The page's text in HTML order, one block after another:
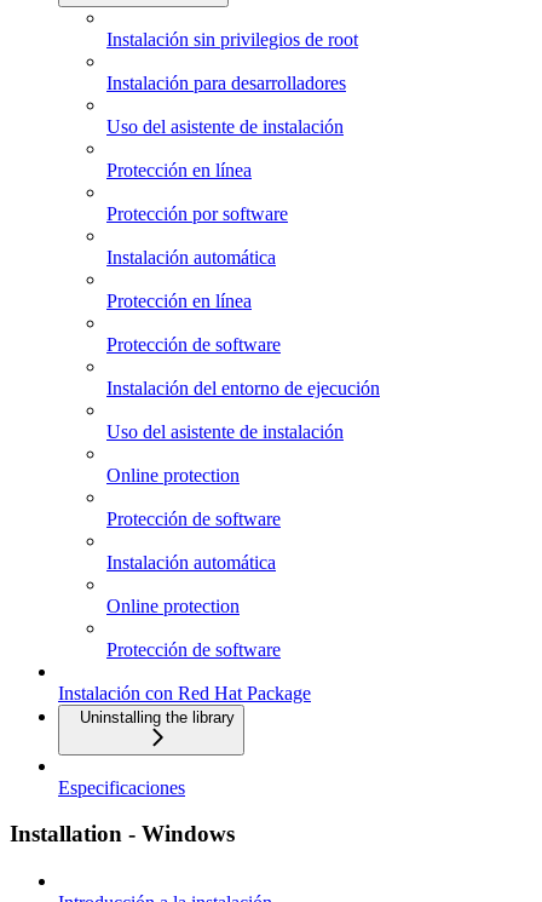
Instalación sin privilegios de root
Instalación para desarrolladores
Uso del asistente de instalación
Protección en línea
Protección por software
Instalación automática
Protección en línea
Protección de software
Instalación del entorno de ejecución
Uso del asistente de instalación
Online protection
Protección de software
Instalación automática
Online protection
Protección de software
Instalación con Red Hat Package
Uninstalling the library
Especificaciones
Installation - Windows